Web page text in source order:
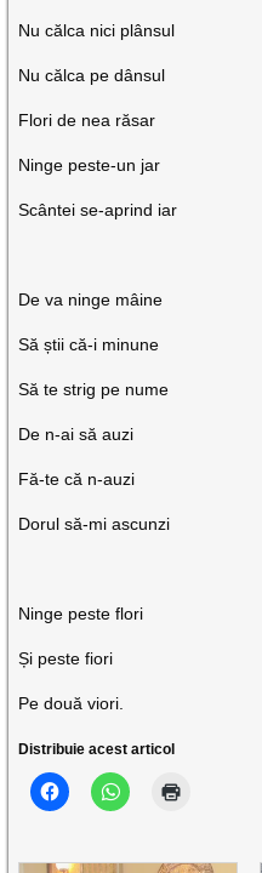
Nu călca nici plânsul
Nu călca pe dânsul
Flori de nea răsar
Ninge peste-un jar
Scântei se-aprind iar
De va ninge mâine
Să știi că-i minune
Să te strig pe nume
De n-ai să auzi
Fă-te că n-auzi
Dorul să-mi ascunzi
Ninge peste flori
Și peste fiori
Pe două viori.
Distribuie acest articol